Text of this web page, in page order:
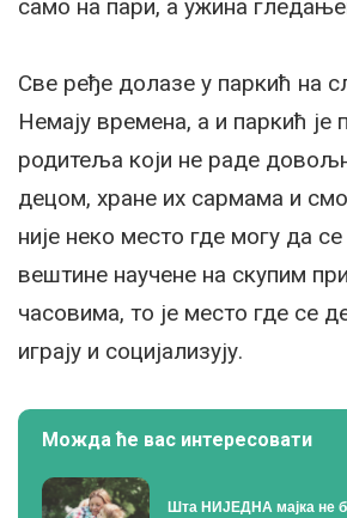
само на пари, а ужина
Све ређе долазе у паркић на
Немају времена, а и паркић је
родитеља који не раде
децом, хране их сармама и
није неко место где могу да
вештине научене на скупим
часовима, то је место где се
играју и социјализују.
Можда ће вас интересовати
Шта НИЈЕДНА мајка не